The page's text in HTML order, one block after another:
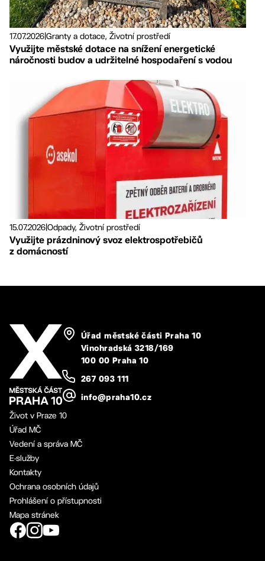
17.07.2026Granty a dotace, Životní prostředí
Využijte městské dotace na snížení energetické
náročnosti budov a udržitelné hospodaření s vodou
15.07.2026Odpady, Životní prostředí
Využijte prázdninový svoz elektrospotřebičů
z domácností
Úřad městské části Praha 10
Vinohradská 3218/169
100 00 Praha 10
267 093 111
info@praha10.cz
Život v Praze 10
Úřad MČ
Vedení a správa MČ
E-služby
Kontakty
Ochrana osobních údajů
Prohlášení o přístupnosti
Mapa stránek